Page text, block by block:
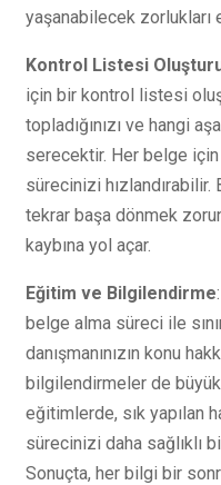
yaşanabilecek zorlukları
Kontrol Listesi
için bir kontrol listesi
topladığınızı ve hangi
serecektir. Her belge
sürecinizi hızlandırabilir.
tekrar başa dönmek
kaybına yol açar.
Eğitim ve Bilgilendirme
belge alma süreci ile
danışmanınızın konu
bilgilendirmeler de
eğitimlerde, sık yapılan
sürecinizi daha sağlıklı
Sonuçta, her bilgi bir